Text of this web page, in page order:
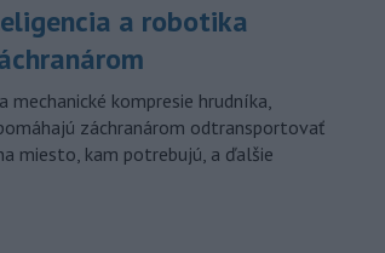
a robotika
kompresie hrudníka,
záchranárom odtransportovať
miesto, kam potrebujú, a ďalšie